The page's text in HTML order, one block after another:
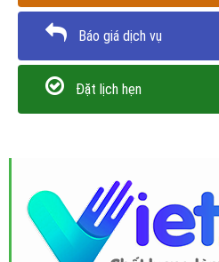
Báo giá dịch vụ
Đặt lịch hẹn